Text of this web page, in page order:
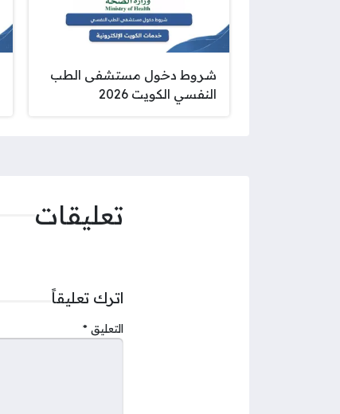
شروط دخول مستشفى الطب
النفسي الكويت 2026
تعليقات
اترك تعليقاً
التعليق *